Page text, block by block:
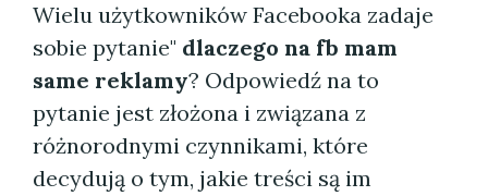
Wielu użytkowników Facebooka zadaje
sobie pytanie" dlaczego na fb mam
same reklamy? Odpowiedź na to
pytanie jest złożona i związana z
różnorodnymi czynnikami, które
decydują o tym, jakie treści są im